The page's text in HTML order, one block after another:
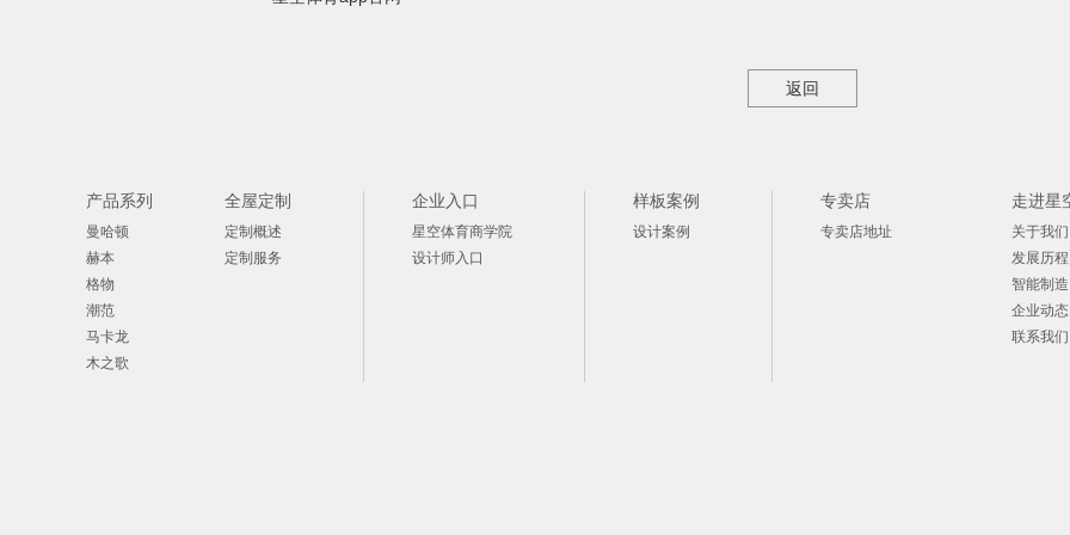
返回
产品系列
曼哈顿
赫本
格物
潮范
马卡龙
木之歌
全屋定制
定制概述
定制服务
企业入口
星空体育商学院
设计师入口
样板案例
设计案例
专卖店
专卖店地址
走进星
关于我们
发展历程
智能制造
企业动态
联系我们